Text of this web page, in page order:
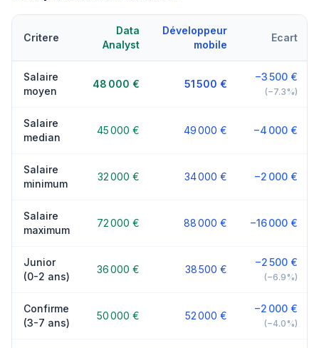
Critere
Data
Analyst
Développeur
mobile
Ecart
Salaire
moyen
48 000 € 51 500 €
−3 500 €
(−7.3%)
Salaire
median
45 000 € 49 000 € −4 000 €
Salaire
minimum
32 000 € 34 000 € −2 000 €
Salaire
maximum
72 000 € 88 000 € −16 000 €
Junior
(0-2 ans)
36 000 € 38 500 €
−2 500 €
(−6.9%)
Confirme
(3-7 ans)
50 000 € 52 000 €
−2 000 €
(−4.0%)